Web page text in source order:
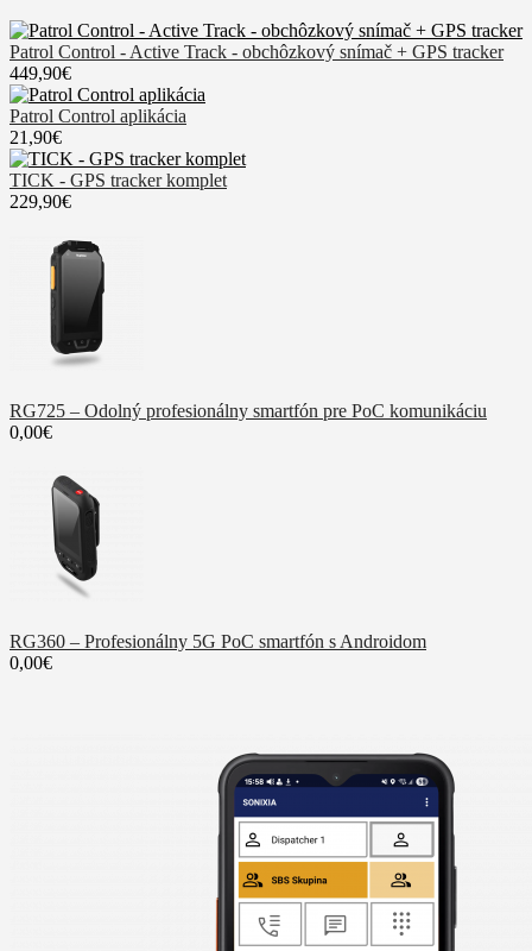
Patrol Control - Active Track - obchôzkový snímač + GPS tracker
449,90€
Patrol Control aplikácia
21,90€
TICK - GPS tracker komplet
229,90€
RG725 – Odolný profesionálny smartfón pre PoC komunikáciu
0,00€
RG360 – Profesionálny 5G PoC smartfón s Androidom
0,00€